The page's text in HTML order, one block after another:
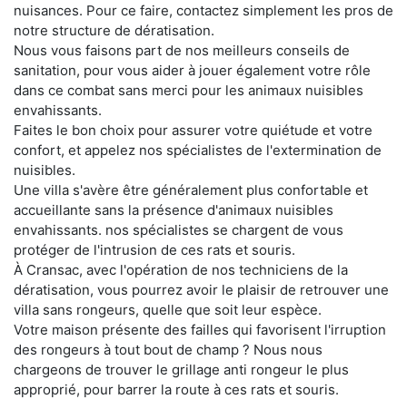
nuisances. Pour ce faire, contactez simplement les pros de
notre structure de dératisation.
Nous vous faisons part de nos meilleurs conseils de
sanitation, pour vous aider à jouer également votre rôle
dans ce combat sans merci pour les animaux nuisibles
envahissants.
Faites le bon choix pour assurer votre quiétude et votre
confort, et appelez nos spécialistes de l'extermination de
nuisibles.
Une villa s'avère être généralement plus confortable et
accueillante sans la présence d'animaux nuisibles
envahissants. nos spécialistes se chargent de vous
protéger de l'intrusion de ces rats et souris.
À Cransac, avec l'opération de nos techniciens de la
dératisation, vous pourrez avoir le plaisir de retrouver une
villa sans rongeurs, quelle que soit leur espèce.
Votre maison présente des failles qui favorisent l'irruption
des rongeurs à tout bout de champ ? Nous nous
chargeons de trouver le grillage anti rongeur le plus
approprié, pour barrer la route à ces rats et souris.